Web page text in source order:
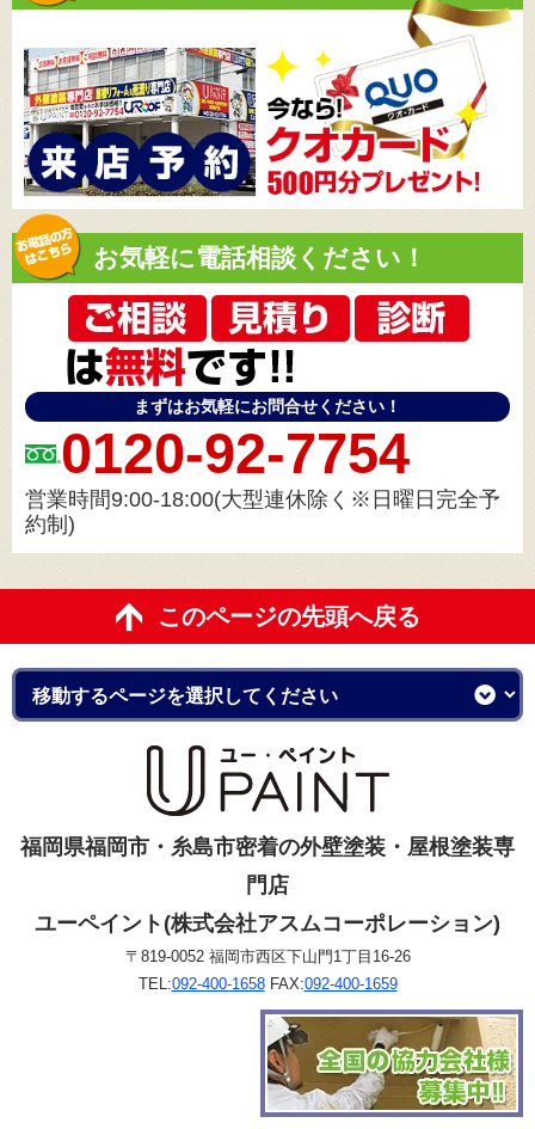
お気軽に電話相談ください！
まずはお気軽にお問合せください！
0120-92-7754
営業時間9:00-18:00(大型連休除く※日曜日完全予
約制)
このページの先頭へ戻る
福岡県福岡市・糸島市密着の外壁塗装・屋根塗装専
門店
ユーペイント(株式会社アスムコーポレーション)
〒819-0052 福岡市西区下山門1丁目16-26
TEL:092-400-1658FAX:092-400-1659